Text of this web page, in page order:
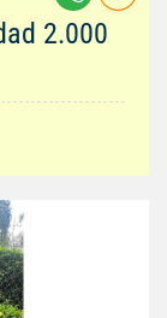
2.000